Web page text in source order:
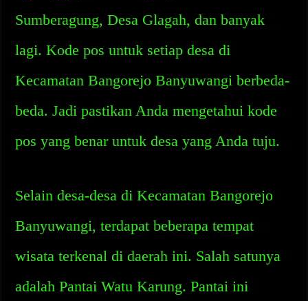
Sumberagung, Desa Glagah, dan banyak
lagi. Kode pos untuk setiap desa di
Kecamatan Bangorejo Banyuwangi berbeda-
beda. Jadi pastikan Anda mengetahui kode
pos yang benar untuk desa yang Anda tuju.
Selain desa-desa di Kecamatan Bangorejo
Banyuwangi, terdapat beberapa tempat
wisata terkenal di daerah ini. Salah satunya
adalah Pantai Watu Karung. Pantai ini